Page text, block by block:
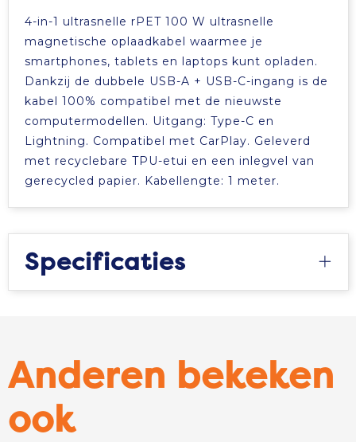
Tablettassen
Toilettassen
Waterbestendige tassen
Aktetassen
4-in-1 ultrasnelle rPET 100 W ultrasnelle
magnetische oplaadkabel waarmee je
smartphones, tablets en laptops kunt opladen.
Dankzij de dubbele USB-A + USB-C-ingang is de
kabel 100% compatibel met de nieuwste
computermodellen. Uitgang: Type-C en
Lightning. Compatibel met CarPlay. Geleverd
met recyclebare TPU-etui en een inlegvel van
gerecycled papier. Kabellengte: 1 meter.
Specificaties
Anderen bekeken
ook